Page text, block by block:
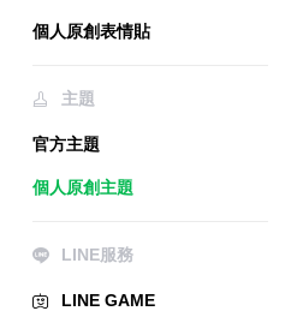
個人原創表情貼
主題
官方主題
個人原創主題
LINE服務
LINE GAME